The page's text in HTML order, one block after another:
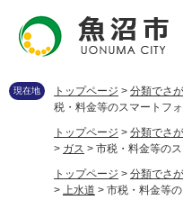
先
を現在地 トップページ > 分類でさ
税・料金等のスマートフ
トップページ > 分類でさ
> ガス > 市税・料金等の
トップページ > 分類でさ
> 上水道 > 市税・料金等